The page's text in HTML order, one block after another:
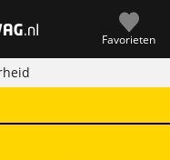
Favorieten